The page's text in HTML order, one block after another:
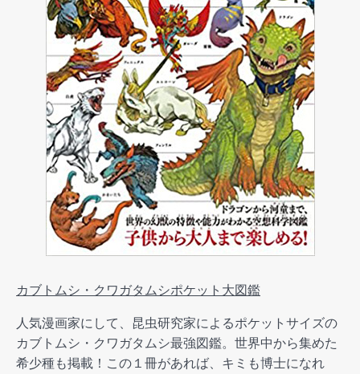
カブトムシ・クワガタムシポケット大図鑑
人気漫画家にして、昆虫研究家によるポケットサイズの
カブトムシ・クワガタムシ最強図鑑。世界中から集めた
希少種も掲載！この１冊があれば、キミも博士になれ